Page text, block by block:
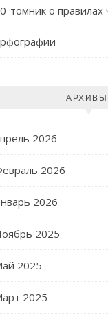
томник о правилах
АРХИВЫ
2026
2026
2026
2025
2025
2025